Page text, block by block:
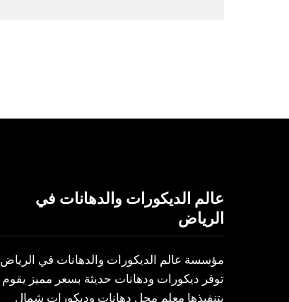
عالم الديكورات والدهانات في
الرياض
مؤسسة عالم الديكورات والدهانات في الرياض
توفر ديكورات ودهانات حديثة بسعر مميز يقوم
بتنفيذها معلم محل دهانات وديكورات شمال